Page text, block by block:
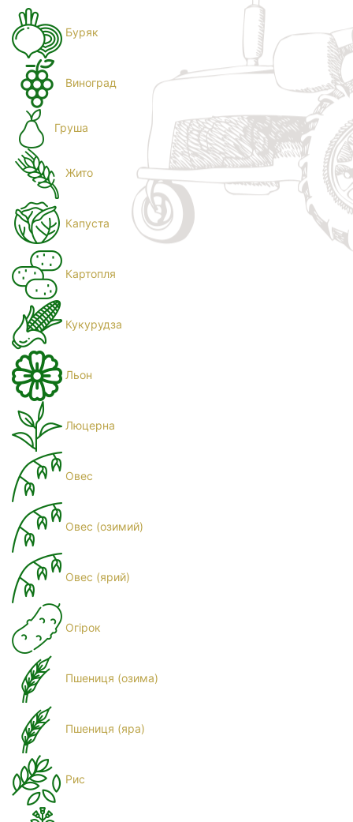
Буряк
Виноград
Груша
Жито
Капуста
Картопля
Кукурудза
Льон
Люцерна
Овес
Овес (озимий)
Овес (ярий)
Огірок
Пшениця (озима)
Пшениця (яра)
Рис